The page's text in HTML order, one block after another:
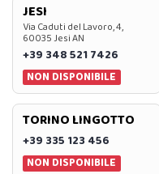
JESI
Via Caduti del Lavoro, 4,
60035 Jesi AN
+39 348 521 7426
NON DISPONIBILE
TORINO LINGOTTO
+39 335 123 456
NON DISPONIBILE